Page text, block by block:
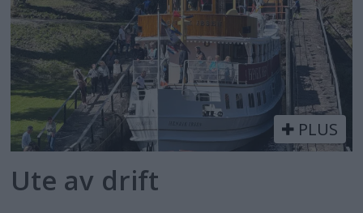
PLUS
Ute av drift